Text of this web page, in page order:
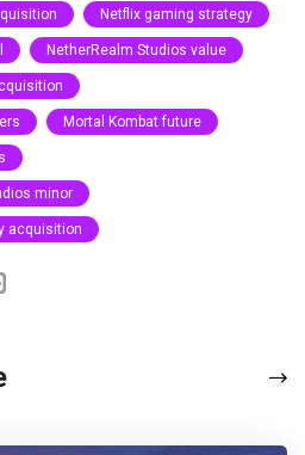
Netflix gaming strategy
NetherRealm Studios value
Mortal Kombat future
minor
acquisition